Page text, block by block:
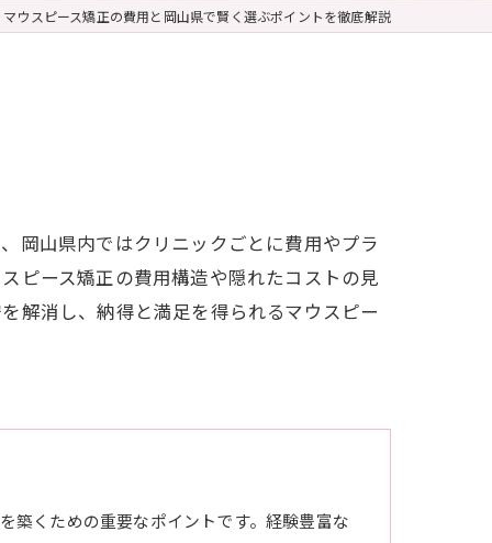
マウスピース矯正の費用と岡山県で賢く選ぶポイントを徹底解説
岡山県内ではクリニックごとに費用やプラ
ピース矯正の費用構造や隠れたコストの見
解消し、納得と満足を得られるマウスピー
築くための重要なポイントです。経験豊富な